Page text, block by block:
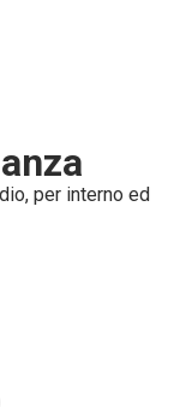
per interno ed